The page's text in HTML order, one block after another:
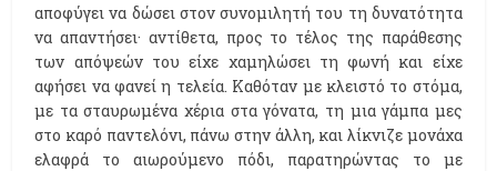
αποφύγει να δώσει στον συνομιλητή του τη δυνατότητα
να απαντήσει· αντίθετα, προς το τέλος της παράθεσης
των απόψεών του είχε χαμηλώσει τη φωνή και είχε
αφήσει να φανεί η τελεία. Καθόταν με κλειστό το στόμα,
με τα σταυρωμένα χέρια στα γόνατα, τη μια γάμπα μες
στο καρό παντελόνι, πάνω στην άλλη, και λίκνιζε μονάχα
ελαφρά το αιωρούμενο πόδι, παρατηρώντας το με